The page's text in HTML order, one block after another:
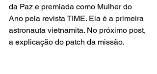
da Paz e premiada como Mulher do
Ano pela revista TIME. Ela é a primeira
astronauta vietnamita. No próximo post,
a explicação do patch da missão.